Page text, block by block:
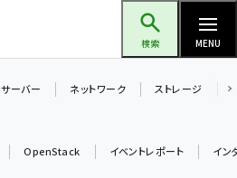
検索 MENU
サーバー ネットワーク ストレージ
OpenStack イベントレポート イン